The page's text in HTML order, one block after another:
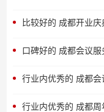
比较好的 成都开业庆
口碑好的 成都会议
行业内优秀的 成都会
行业内优秀的 成都周年